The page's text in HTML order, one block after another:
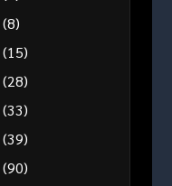
(8)
(15)
(28)
(33)
(39)
(90)